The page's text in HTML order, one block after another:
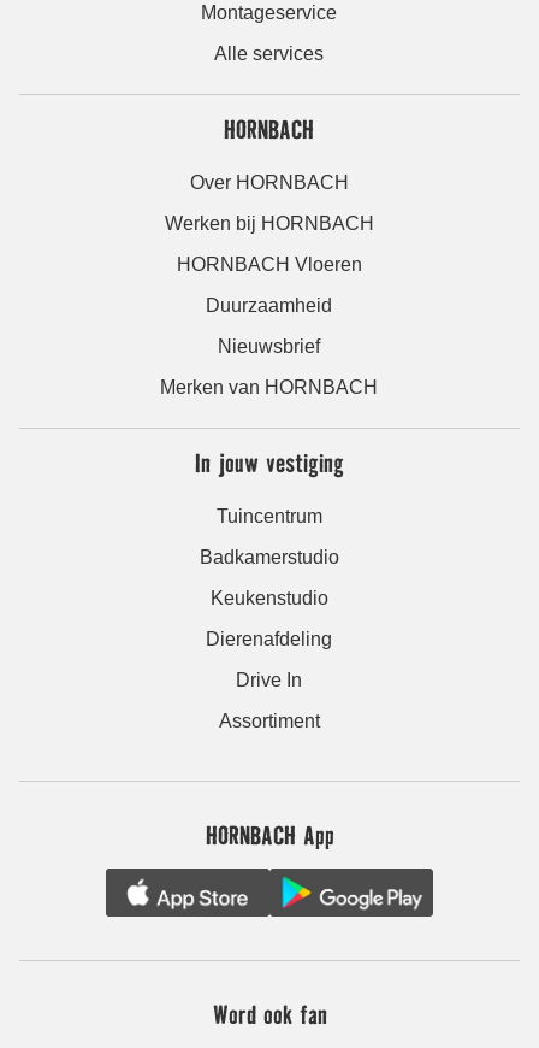
Montageservice
Alle services
HORNBACH
Over HORNBACH
Werken bij HORNBACH
HORNBACH Vloeren
Duurzaamheid
Nieuwsbrief
Merken van HORNBACH
In jouw vestiging
Tuincentrum
Badkamerstudio
Keukenstudio
Dierenafdeling
Drive In
Assortiment
HORNBACH App
Word ook fan